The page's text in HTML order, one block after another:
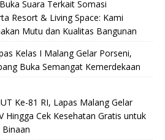
Suara Terkait Somasi
Resort & Living Space: Kami
Mutu dan Kualitas Bangunan
Kelas I Malang Gelar Porseni,
Buka Semangat Kemerdekaan
Ke-81 RI, Lapas Malang Gelar
Hingga Cek Kesehatan Gratis untuk